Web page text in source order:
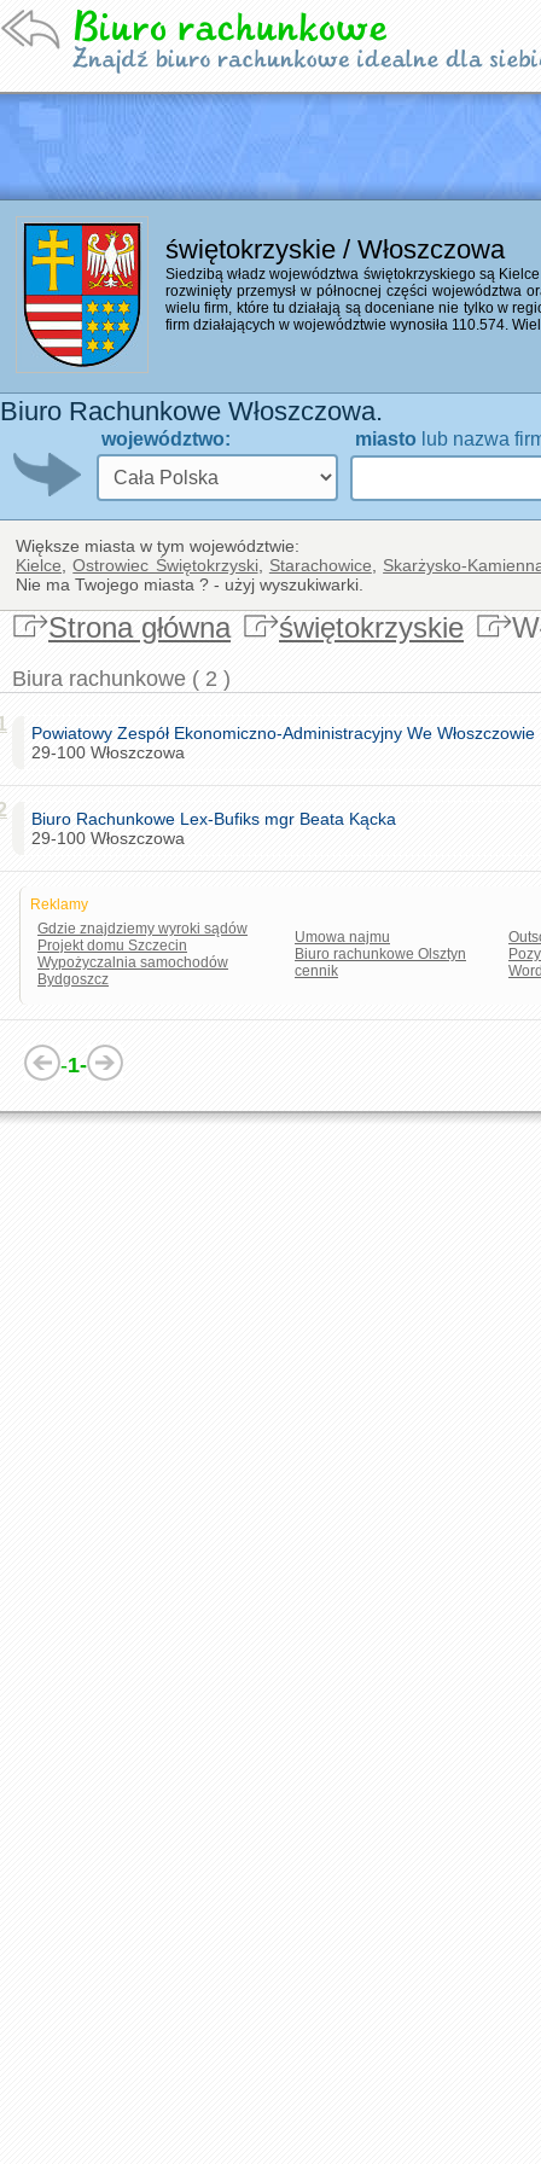
świętokrzyskie / Włoszczowa
Siedzibą władz województwa świętokrzyskiego są
rozwinięty przemysł w północnej części województwa
wielu firm, które tu działają są doceniane nie tylko w
firm działających w województwie wynosiła 110.574.
Biuro Rachunkowe Włoszczowa.
województwo: miasto lub nazwa
Większe miasta w tym województwie:
Kielce ,Ostrowiec Świętokrzyski, Starachowice
Skarżysko-
Nie ma Twojego miasta ? - użyj wyszukiwarki.
Strona główna świętokrzyskie
Biura rachunkowe ( 2 )
Powiatowy Zespół Ekonomiczno-Administracyjny We Włoszczowie
29-100 Włoszczowa
Biuro Rachunkowe Lex-Bufiks mgr Beata Kącka
29-100 Włoszczowa
Reklamy
Gdzie znajdziemy wyroki sądów
Projekt domu Szczecin
Wypożyczalnia samochodów
Bydgoszcz
Umowa najmu
Biuro rachunkowe Olsztyn
cennik
-1-